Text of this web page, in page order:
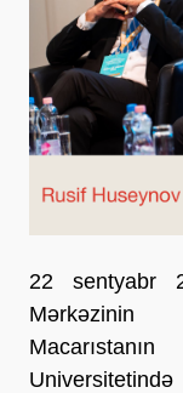
22 sentyabr
Mərkəzinin